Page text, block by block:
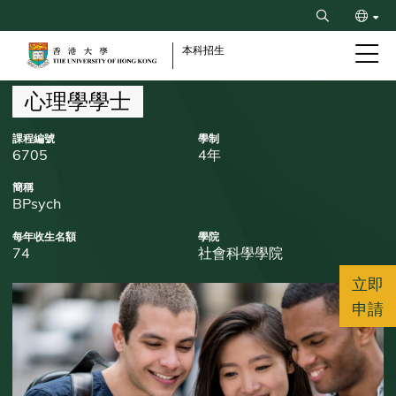
to
content
Search
简
本科招生
Breadcrumb
心理學學士
課程編號
6705
學制
4年
簡稱
BPsych
每年收生名額
74
學院
社會科學學院
立即
申請